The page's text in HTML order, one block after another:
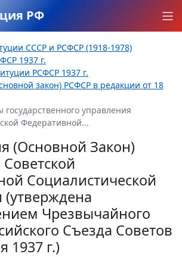
РФ
СССР и РСФСР (1918-1978)
1937 г.
РСФСР 1937 г.
закон) РСФСР в редакции от 18
государственного управления
Федеративной...
(Основной Закон)
Социалистической
(утверждена
Чрезвычайного
Съезда Советов
1937 г.)